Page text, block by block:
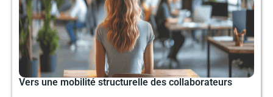
Vers une mobilité structurelle des collaborateurs